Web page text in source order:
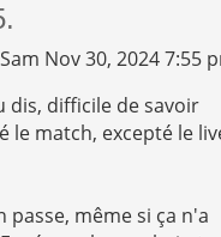
Nov 30, 2024 7:55
dis, difficile de savoir
le match, excepté le
passe, même si ça n'a